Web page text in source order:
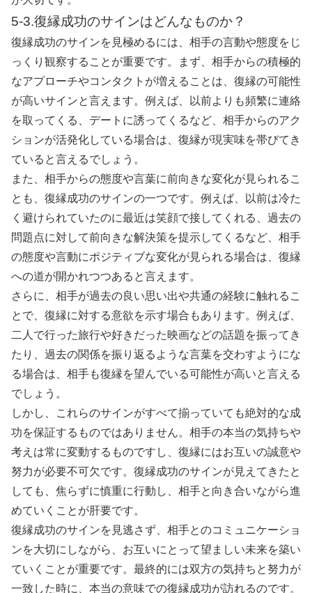
5-3.復縁成功のサインはどんなものか？
復縁成功のサインを見極めるには、相手の言動や態度をじ
っくり観察することが重要です。まず、相手からの積極的
なアプローチやコンタクトが増えることは、復縁の可能性
が高いサインと言えます。例えば、以前よりも頻繁に連絡
を取ってくる、デートに誘ってくるなど、相手からのアク
ションが活発化している場合は、復縁が現実味を帯びてき
ていると言えるでしょう。
また、相手からの態度や言葉に前向きな変化が見られるこ
とも、復縁成功のサインの一つです。例えば、以前は冷た
く避けられていたのに最近は笑顔で接してくれる、過去の
問題点に対して前向きな解決策を提示してくるなど、相手
の態度や言動にポジティブな変化が見られる場合は、復縁
への道が開かれつつあると言えます。
さらに、相手が過去の良い思い出や共通の経験に触れるこ
とで、復縁に対する意欲を示す場合もあります。例えば、
二人で行った旅行や好きだった映画などの話題を振ってき
たり、過去の関係を振り返るような言葉を交わすようにな
る場合は、相手も復縁を望んでいる可能性が高いと言える
でしょう。
しかし、これらのサインがすべて揃っていても絶対的な成
功を保証するものではありません。相手の本当の気持ちや
考えは常に変動するものですし、復縁にはお互いの誠意や
努力が必要不可欠です。復縁成功のサインが見えてきたと
しても、焦らずに慎重に行動し、相手と向き合いながら進
めていくことが肝要です。
復縁成功のサインを見逃さず、相手とのコミュニケーショ
ンを大切にしながら、お互いにとって望ましい未来を築い
ていくことが重要です。最終的には双方の気持ちと努力が
一致した時に、本当の意味での復縁成功が訪れるのです。